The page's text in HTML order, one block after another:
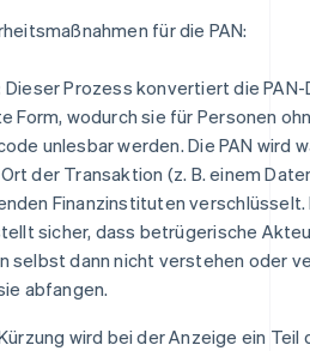
für die PAN:
Dieser Prozess konvertiert die PAN-
Form, wodurch sie für Personen
unlesbar werden. Die PAN wird
der Transaktion (z. B. einem
Finanzinstituten verschlüsselt.
sicher, dass betrügerische
selbst dann nicht verstehen oder
abfangen.
wird bei der Anzeige ein Teil